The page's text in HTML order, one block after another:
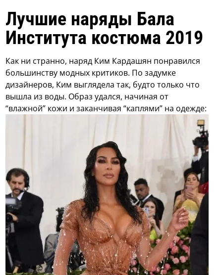
Лучшие наряды Бала
Института костюма 2019
Как ни странно, наряд Ким Кардашян понравился
большинству модных критиков. По задумке
дизайнеров, Ким выглядела так, будто только что
вышла из воды. Образ удался, начиная от
“влажной” кожи и заканчивая “каплями” на одежде: